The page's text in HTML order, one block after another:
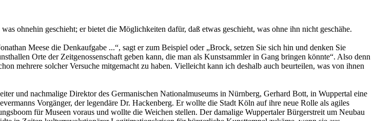
ohnehin geschieht; er bietet die Möglichkeiten dafür, daß etwas geschieht, was ohne ihn nicht geschähe.
Meese die Denkaufgabe ...“, sagt er zum Beispiel oder „Brock, setzen Sie sich hin und denken Sie
Orte der Zeitgenossenschaft geben kann, die man als Kunstsammler in Gang bringen könnte“. Also denn
mehrere solcher Versuche mitgemacht zu haben. Vielleicht kann ich deshalb auch beurteilen, was von ihnen
und nachmalige Direktor des Germanischen Nationalmuseums in Nürnberg, Gerhard Bott, in Wuppertal eine
Vorgänger, der legendäre Dr. Hackenberg. Er wollte die Stadt Köln auf ihre neue Rolle als agiles
für Museen voraus und wollte die Weichen stellen. Der damalige Wuppertaler Bürgerstreit um Neubau